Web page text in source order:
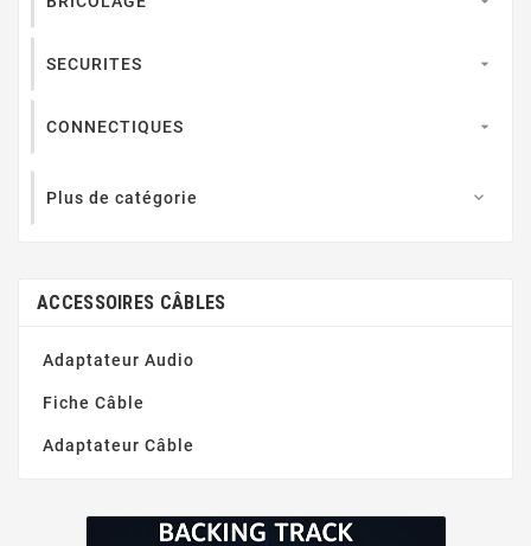
SECURITES 
CONNECTIQUES 
Plus de catégorie 
ACCESSOIRES CÂBLES
Adaptateur Audio
Fiche Câble
Adaptateur Câble